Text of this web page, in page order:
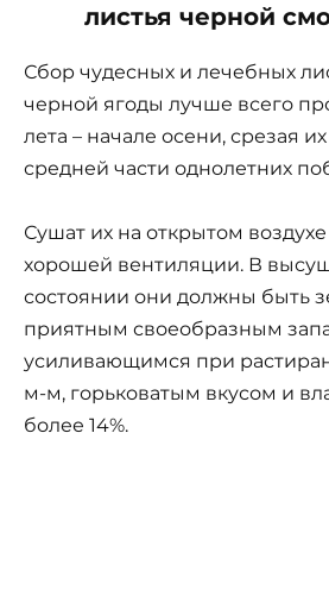
листья черной
Сбор чудесных и лечебных
черной ягоды лучше всего
лета – начале осени, срезая
средней части однолетних
Сушат их на открытом
хорошей вентиляции. В
состоянии они должны быть
приятным своеобразным
усиливающимся при
м-м, горьковатым вкусом и
более 14%.